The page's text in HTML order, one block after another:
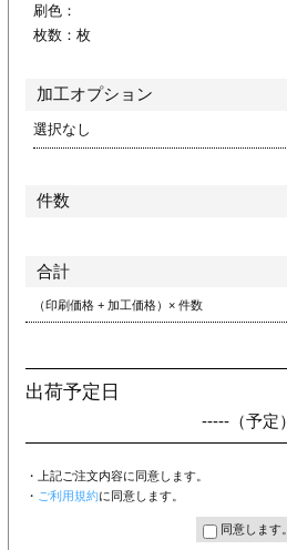
リーブ印刷
印刷
リーブ
刷色：
枚数： 枚
加工オプション
選択なし
件数
合計
（印刷価格 + 加工価格）× 件数
出荷予定日
-----（予定）
・上記ご注文内容に同意します。
・ ご利用規約に同意します。
同意します。